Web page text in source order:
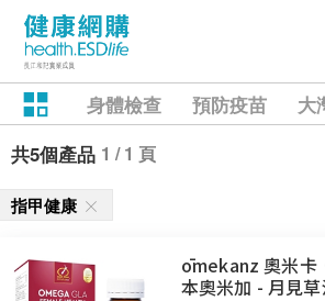
身體檢查 預防疫苗 大
共5個產品 1 / 1 頁
指甲健康
ōmekanz 奧米卡
本奧米加 - 月見